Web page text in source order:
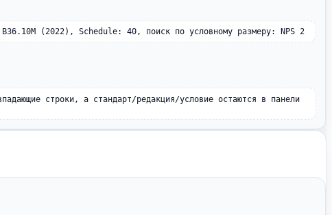
B36.10M (2022), Schedule: 40, поиск по условному размеру: NPS 2
строки, а стандарт/редакция/условие остаются в панели